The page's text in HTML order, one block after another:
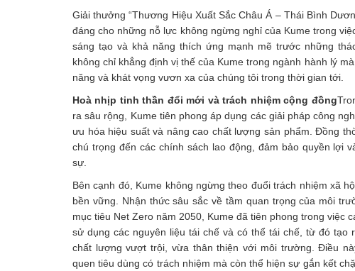
Giải thưởng “Thương Hiệu Xuất Sắc Châu Á – Thái Bình
đáng cho những nỗ lực không ngừng nghỉ của Kume trong
sáng tạo và khả năng thích ứng mạnh mẽ trước những
không chỉ khẳng định vị thế của Kume trong ngành hành lý
năng và khát vọng vươn xa của chúng tôi trong thời gian tới.
Hoà nhịp tinh thần đổi mới và trách nhiệm cộng đồng
ra sâu rộng, Kume tiên phong áp dụng các giải pháp công
ưu hóa hiệu suất và nâng cao chất lượng sản phẩm. Đồng
chú trọng đến các chính sách lao động, đảm bảo quyền lợi
sự.
Bên cạnh đó, Kume không ngừng theo đuổi trách nhiệm xã
bền vững. Nhận thức sâu sắc về tầm quan trọng của môi
mục tiêu Net Zero năm 2050, Kume đã tiên phong trong việc
sử dụng các nguyên liệu tái chế và có thể tái chế, từ đó tạo
chất lượng vượt trội, vừa thân thiện với môi trường. Điều
quen tiêu dùng có trách nhiệm mà còn thể hiện sự gắn kết